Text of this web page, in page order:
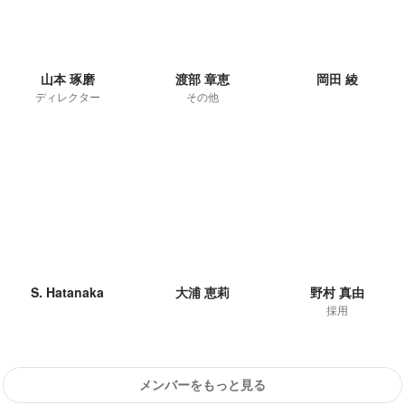
山本 琢磨
ディレクター
渡部 章恵
その他
岡田 綾
S. Hatanaka 大浦 恵莉 野村 真由
採用
メンバーをもっと見る